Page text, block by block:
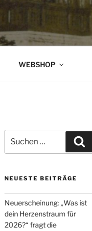
WEBSHOP
nach:
NEUESTE BEITRÄGE
Neuerscheinung: „Was ist
dein Herzenstraum für
2026?“ fragt die